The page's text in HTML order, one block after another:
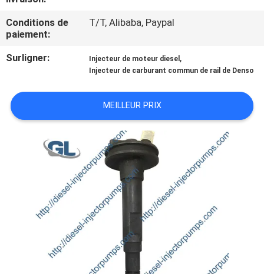
DE
L'USINE
DE
LA
QUALITÉ
DEMANDEZ
DEVIS
Conditions de
paiement:
T/T, Alibaba, Paypal
Surligner: Injecteur de moteur diesel ,
Injecteur de carburant commun de rail de Denso
MEILLEUR PRIX